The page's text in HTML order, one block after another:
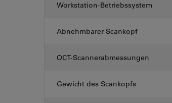
Workstation-Betriebssystem
Abnehmbarer Scankopf
OCT-Scannerabmessungen
Gewicht des Scankopfs